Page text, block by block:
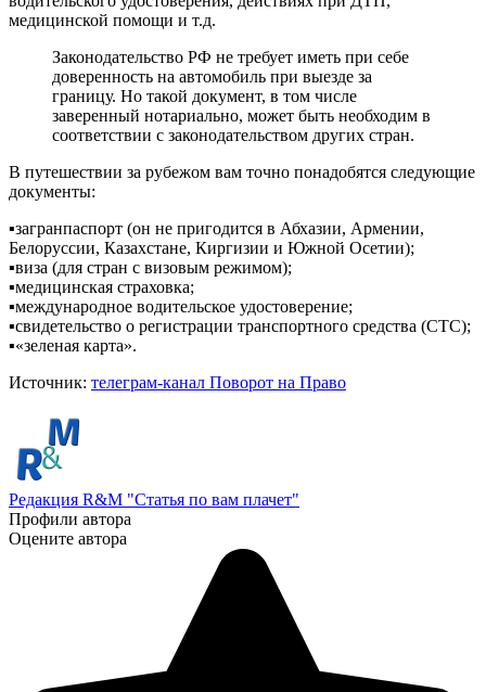
медицинской помощи и т.д.
Законодательство РФ не требует иметь при себе
доверенность на автомобиль при выезде за
границу. Но такой документ, в том числе
заверенный нотариально, может быть необходим в
соответствии с законодательством других стран.
В путешествии за рубежом вам точно понадобятся следующие
документы:
▪️загранпаспорт (он не пригодится в Абхазии, Армении,
Белоруссии, Казахстане, Киргизии и Южной Осетии);
▪️виза (для стран с визовым режимом);
▪️медицинская страховка;
▪️международное водительское удостоверение;
▪️свидетельство о регистрации транспортного средства (СТС);
▪️«зеленая карта».
Источник: телеграм-канал Поворот на Право
Редакция R&M "Статья по вам плачет"
Профили автора
Оцените автора